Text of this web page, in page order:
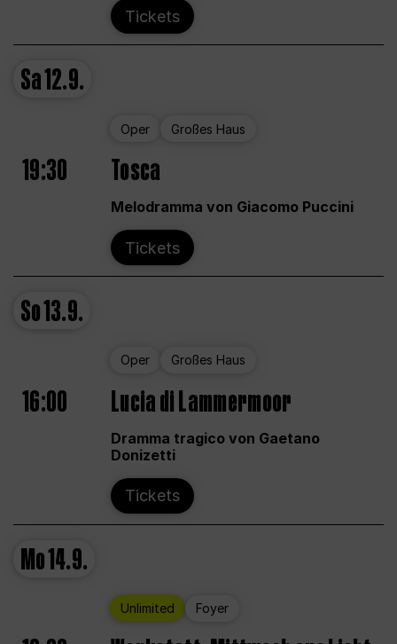
Tickets
Sa12.9.
Oper Großes Haus
19:30 Tosca
Melodramma von Giacomo Puccini
Tickets
So13.9.
Oper Großes Haus
16:00 Lucia di Lammermoor
Dramma tragico von Gaetano
Donizetti
Tickets
Mo14.9.
Unlimited Foyer